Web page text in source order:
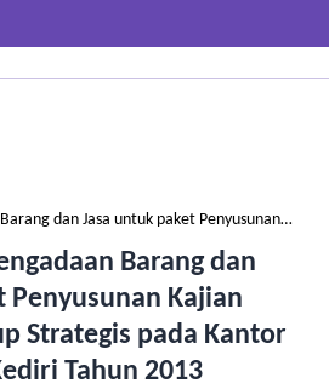
dan Jasa untuk paket Penyusunan…
Barang dan
Penyusunan Kajian
Strategis pada Kantor
Tahun 2013